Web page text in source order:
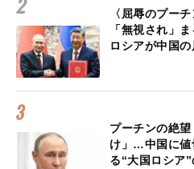
〈屈辱のプー
「無視され」
ロシアが中国
プーチンの絶
け」…中国に値
る“大国ロシア